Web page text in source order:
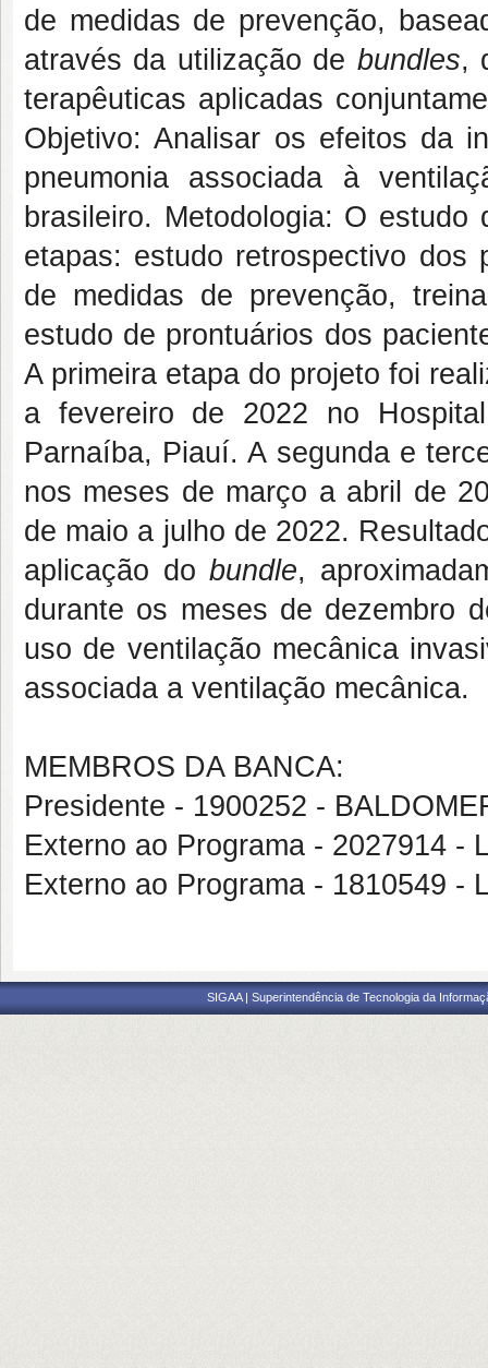
de medidas de prevenção,
através da utilização de bundles,
terapêuticas aplicadas
Objetivo: Analisar os efeitos da
pneumonia associada à
brasileiro. Metodologia: O
etapas: estudo retrospectivo dos
de medidas de prevenção,
estudo de prontuários dos
A primeira etapa do projeto foi
a fevereiro de 2022 no
Parnaíba, Piauí. A segunda e
nos meses de março a abril de
de maio a julho de 2022.
aplicação dobundle,
durante os meses de dezembro
uso de ventilação mecânica
associada a ventilação mecânica.
MEMBROS DA BANCA:
Presidente - 1900252 -
Externo ao Programa - 2027914 -
Externo ao Programa - 1810549 -
SIGAA | Superintendência de Tecnologia da